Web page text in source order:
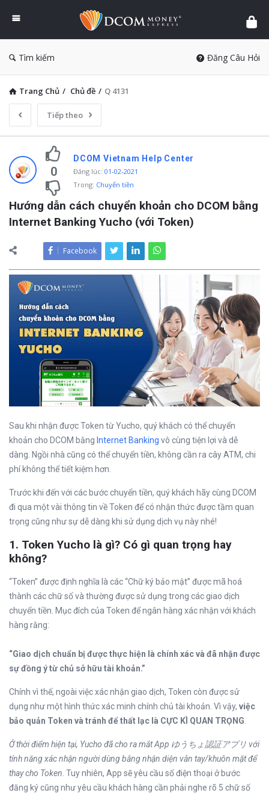
DCOM
Money
Express
Tìm kiếm Đăng Câu Hỏi
Trang Chủ / Chủ đề / Q 4131
Tiếp theo
0
DCOM Vietnam Help Center
Đăng lúc: 01-02-2021
Trong: Chuyển tiền
Hướng dẫn cách chuyển khoản cho DCOM bằng
Internet Banking Yucho (với Token)
Facebook
Sau khi nhận được Token từ Yucho, quý khách có thể chuyển
khoản cho DCOM bằng Internet Banking vô cùng tiện lợi và dễ
dàng. Ngồi nhà cũng có thể chuyển tiền, không cần ra cây ATM, chi
phí không thể tiết kiệm hơn.
Trước khi đến với các bước chuyển tiền, quý khách hãy cùng DCOM
đi qua một vài thông tin về Token để có nhận thức được tầm quan
trọng cũng như sự dễ dàng khi sử dụng dịch vụ này nhé!
1. Token Yucho là gì? Có gì quan trọng hay
không?
“Token” được định nghĩa là các “Chữ ký bảo mật” được mã hoá
thành các chữ số và thường được sử dụng trong các giao dịch
chuyển tiền. Mục đích của Token để ngân hàng xác nhận với khách
hàng rằng:
“Giao dịch chuẩn bị được thực hiện là chính xác và đã nhận được
sự đồng ý từ chủ sở hữu tài khoản.”
Chính vì thế, ngoài việc xác nhận giao dịch, Token còn được sử
dụng như một hình thức xác minh chính chủ tài khoản. Vì vậy, việc
bảo quản Token và tránh để thất lạc là CỰC KÌ QUAN TRỌNG
Ở thời điểm hiện tại, Yucho đã cho ra mắt App ゆうちょ認証アプリ với
tính năng xác nhận người dùng bằng nhận diện vân tay/khuôn mặt để
thay cho Token . Tuy nhiên, App sẽ yêu cầu số điện thoại ở bước
đăng ký cũng như yêu cầu khách hàng cần phải nghe rõ 5 chữ số